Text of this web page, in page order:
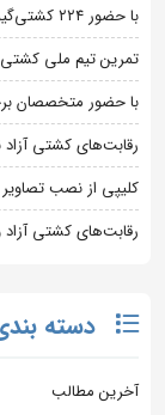
با حضور ۲۲۴ کشتی‌گیر از ۸ شهرستان؛
تمرین تیم ملی کشتی
با حضور متخصصان
رقابت‌های کشتی آزاد
کلیپی از نصب
رقابت‌های کشتی آزاد
دسته
آخرین مطالب